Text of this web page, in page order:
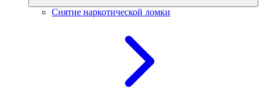
Снятие наркотической ломки